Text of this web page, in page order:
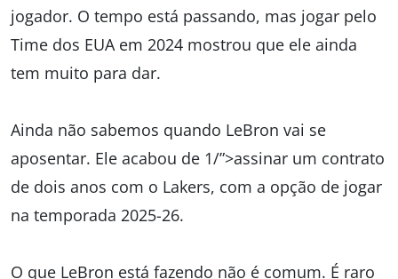
jogador. O tempo está passando, mas jogar pelo
Time dos EUA em 2024 mostrou que ele ainda
tem muito para dar.
Ainda não sabemos quando LeBron vai se
aposentar. Ele acabou de 1/”>assinar um contrato
de dois anos com o Lakers, com a opção de jogar
na temporada 2025-26.
O que LeBron está fazendo não é comum. É raro